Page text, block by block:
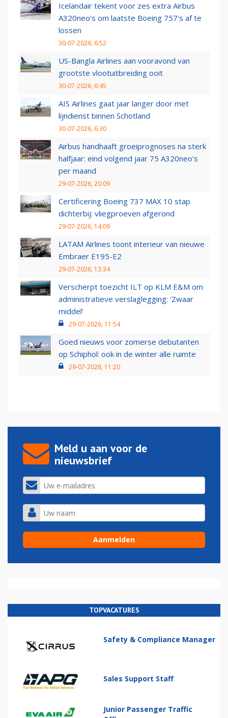
Icelandair tekent voor zes extra Airbus
A320neo's om laatste Boeing 757's af te
lossen
30-07-2026, 6:52
US-Bangla Airlines aan vooravond van
grootste vlootuitbreiding ooit
30-07-2026, 6:45
AIS Airlines gaat jaar langer door met
lijndienst binnen Schotland
30-07-2026, 6:30
Airbus handhaaft groeiprognoses na sterk
halfjaar: eind volgend jaar 75 A320neo’s
per maand
29-07-2026, 20:09
Certificering Boeing 737 MAX 10 stap
dichterbij: vliegproeven afgerond
29-07-2026, 14:09
LATAM Airlines toont interieur van nieuwe
Embraer E195-E2
29-07-2026, 13:34
Verscherpt toezicht ILT op KLM E&M om
administratieve verslaglegging: ‘Zwaar
middel’
29-07-2026, 11:54
Goed nieuws voor zomerse debutanten
op Schiphol: ook in de winter alle ruimte
29-07-2026, 11:20
Meld u aan voor de
nieuwsbrief
TOPVACATURES
Safety & Compliance Manager
Sales Support Staff
Junior Passenger Traffic